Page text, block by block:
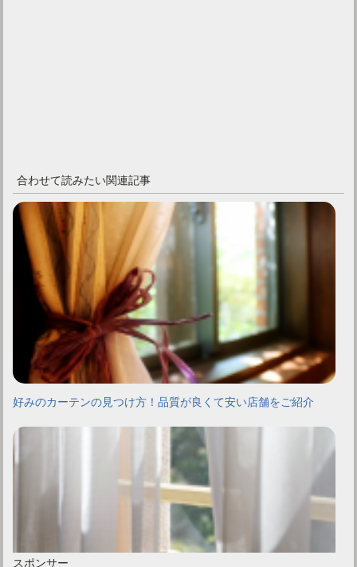
合わせて読みたい関連記事
好みのカーテンの見つけ方！品質が良くて安い店舗をご紹介
スポンサー